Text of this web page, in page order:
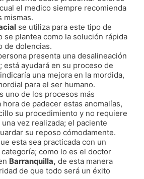
el medico siempre recomienda
mismas.
se utiliza para este tipo de
se plantea como la solución rápida
de dolencias.
presenta una desalineación
está ayudará en su proceso de
una mejora en la mordida,
para el ser humano.
uno de los procesos más
hora de padecer estas anomalías,
su procedimiento y no requiere
vez realizada; el paciente
su reposo cómodamente.
esta sea practicada con un
como lo es el doctor
Barranquilla, de esta manera
de que todo será un éxito